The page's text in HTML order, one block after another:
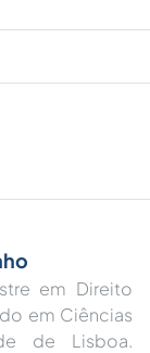
em Direito
em Ciências
de Lisboa.